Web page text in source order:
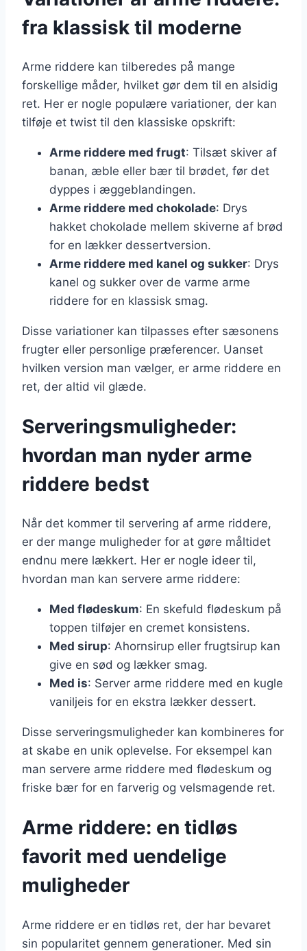
fra klassisk til moderne
Arme riddere kan tilberedes på mange
forskellige måder, hvilket gør dem til en alsidig
ret. Her er nogle populære variationer, der kan
tilføje et twist til den klassiske opskrift:
Arme riddere med frugt: Tilsæt skiver af
banan, æble eller bær til brødet, før det
dyppes i æggeblandingen.
Arme riddere med chokolade: Drys
hakket chokolade mellem skiverne af brød
for en lækker dessertversion.
Arme riddere med kanel og sukker: Drys
kanel og sukker over de varme arme
riddere for en klassisk smag.
Disse variationer kan tilpasses efter sæsonens
frugter eller personlige præferencer. Uanset
hvilken version man vælger, er arme riddere en
ret, der altid vil glæde.
Serveringsmuligheder:
hvordan man nyder arme
riddere bedst
Når det kommer til servering af arme riddere,
er der mange muligheder for at gøre måltidet
endnu mere lækkert. Her er nogle ideer til,
hvordan man kan servere arme riddere:
Med flødeskum: En skefuld flødeskum på
toppen tilføjer en cremet konsistens.
Med sirup: Ahornsirup eller frugtsirup kan
give en sød og lækker smag.
Med is: Server arme riddere med en kugle
vaniljeis for en ekstra lækker dessert.
Disse serveringsmuligheder kan kombineres for
at skabe en unik oplevelse. For eksempel kan
man servere arme riddere med flødeskum og
friske bær for en farverig og velsmagende ret.
Arme riddere: en tidløs
favorit med uendelige
muligheder
Arme riddere er en tidløs ret, der har bevaret
sin popularitet gennem generationer. Med sin